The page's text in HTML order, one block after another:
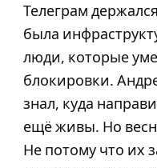
Телеграм
была
люди, которые
блокировки.
знал, куда
ещё живы. Но
Не потому что их